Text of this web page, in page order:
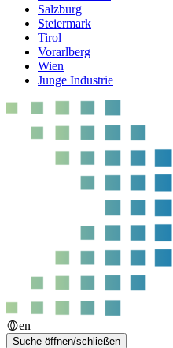
Salzburg
Steiermark
Tirol
Vorarlberg
Wien
Junge Industrie
en
Suche öffnen/schließen